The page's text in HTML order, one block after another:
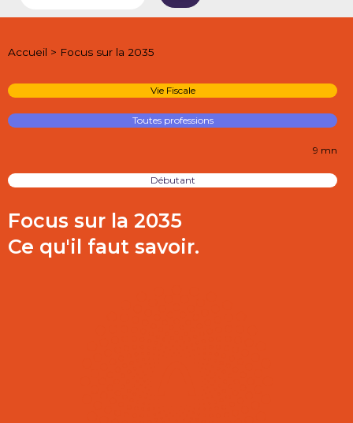
Accueil > Focus sur la 2035
Vie Fiscale
Toutes professions
9 mn
Débutant
Focus sur la 2035
Ce qu'il faut savoir.